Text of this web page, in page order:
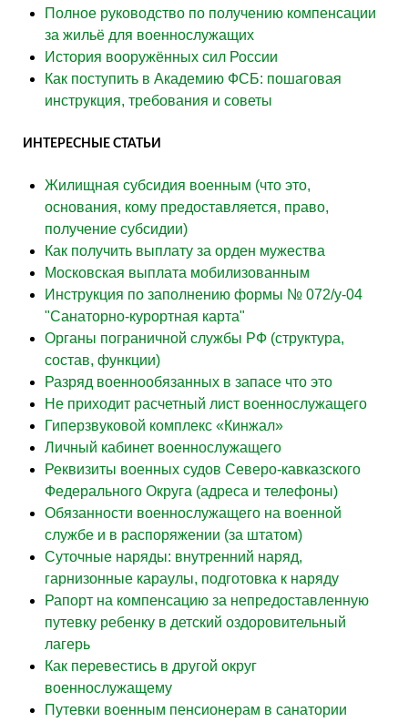
Полное руководство по получению компенсации
за жильё для военнослужащих
История вооружённых сил России
Как поступить в Академию ФСБ: пошаговая
инструкция, требования и советы
ИНТЕРЕСНЫЕ СТАТЬИ
Жилищная субсидия военным (что это,
основания, кому предоставляется, право,
получение субсидии)
Как получить выплату за орден мужества
Московская выплата мобилизованным
Инструкция по заполнению формы № 072/у-04
"Санаторно-курортная карта"
Органы пограничной службы РФ (структура,
состав, функции)
Разряд военнообязанных в запасе что это
Не приходит расчетный лист военнослужащего
Гиперзвуковой комплекс «Кинжал»
Личный кабинет военнослужащего
Реквизиты военных судов Северо-кавказского
Федерального Округа (адреса и телефоны)
Обязанности военнослужащего на военной
службе и в распоряжении (за штатом)
Суточные наряды: внутренний наряд,
гарнизонные караулы, подготовка к наряду
Рапорт на компенсацию за непредоставленную
путевку ребенку в детский оздоровительный
лагерь
Как перевестись в другой округ
военнослужащему
Путевки военным пенсионерам в санатории